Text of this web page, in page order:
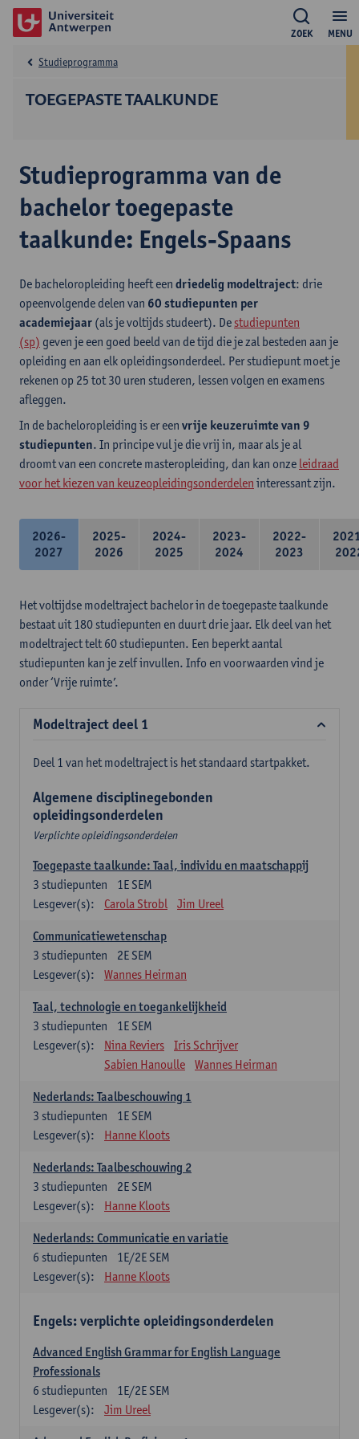
MENU
ZOEK
TOEGEPASTE TAALKUNDE
Studieprogramma
Studieprogramma van de
bachelor toegepaste
taalkunde: Engels-Spaans
De bacheloropleiding heeft een driedelig modeltraject: drie
opeenvolgende delen van 60 studiepunten per
academiejaar (als je voltijds studeert). De studiepunten
(sp) geven je een goed beeld van de tijd die je zal besteden aan je
opleiding en aan elk opleidingsonderdeel. Per studiepunt moet je
rekenen op 25 tot 30 uren studeren, lessen volgen en examens
afleggen.
In de bacheloropleiding is er een vrije keuzeruimte van 9
studiepunten. In principe vul je die vrij in, maar als je al
droomt van een concrete masteropleiding, dan kan onze leidraad
voor het kiezen van keuzeopleidingsonderdelen interessant zijn.
2026-
2027
2025-
2026
2024-
2025
2023-
2024
2022-
2023
Het voltijdse modeltraject bachelor in de toegepaste taalkunde
bestaat uit 180 studiepunten en duurt drie jaar. Elk deel van het
modeltraject telt 60 studiepunten. Een beperkt aantal
studiepunten kan je zelf invullen. Info en voorwaarden vind je
onder ‘Vrije ruimte’.
Modeltraject deel 1
Deel 1 van het modeltraject is het standaard startpakket.
Algemene disciplinegebonden
opleidingsonderdelen
Verplichte opleidingsonderdelen
Toegepaste taalkunde: Taal, individu en maatschappij
1E SEM
3 studiepunten
Lesgever(s):
Carola Strobl Jim Ureel
Communicatiewetenschap
2E SEM
3 studiepunten
Lesgever(s):
Wannes Heirman
Taal, technologie en toegankelijkheid
1E SEM
3 studiepunten
Lesgever(s):
Nina Reviers
Iris Schrijver
Sabien Hanoulle
Wannes Heirman
Nederlands: Taalbeschouwing 1
1E SEM
3 studiepunten
Lesgever(s):
Hanne Kloots
Nederlands: Taalbeschouwing 2
2E SEM
3 studiepunten
Lesgever(s):
Hanne Kloots
Nederlands: Communicatie en variatie
1E/2E SEM
6 studiepunten
Lesgever(s):
Hanne Kloots
Engels: verplichte opleidingsonderdelen
Advanced English Grammar for English Language
Professionals
1E/2E SEM
6 studiepunten
Lesgever(s):
Jim Ureel